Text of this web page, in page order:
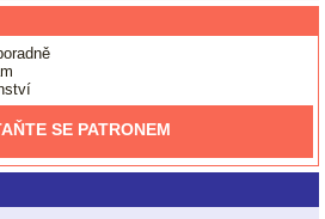
SE PATRONEM